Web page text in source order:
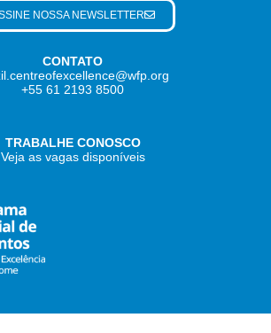
CONTATO
+55 61 2193 8500
TRABALHE CONOSCO
Veja as vagas disponíveis
NOSSA NEWSLETTER